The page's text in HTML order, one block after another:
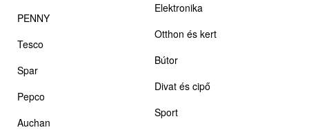
PENNY
Tesco
Spar
Pepco
Auchan
Elektronika
Otthon és kert
Bútor
Divat és cipő
Sport